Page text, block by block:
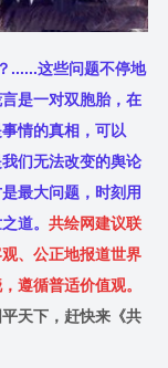
......这些问题不停地
是一对双胞胎，在
情的真相，可以
们无法改变的舆论
最大问题，时刻用
道。 共绘网建议联
、公正地报道世界
遵循普适价值观。
天下，赶快来《共